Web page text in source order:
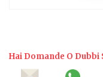
Hai Domande O Dubbi